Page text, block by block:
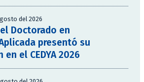
del 2026
Doctorado en
presentó su
el CEDYA 2026